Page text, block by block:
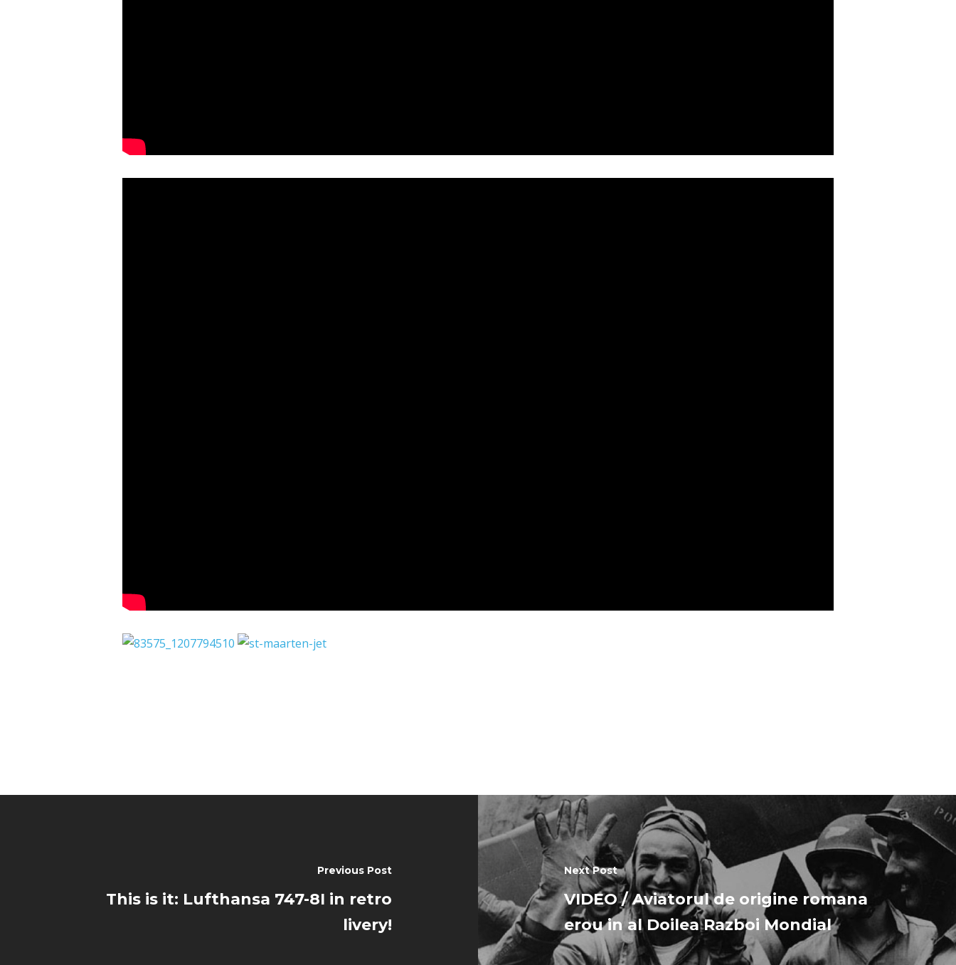
Previous Post
This is it: Lufthansa 747-8I in retro
livery!
Next Post
VIDEO / Aviatorul de origine romana
erou in al Doilea Razboi Mondial